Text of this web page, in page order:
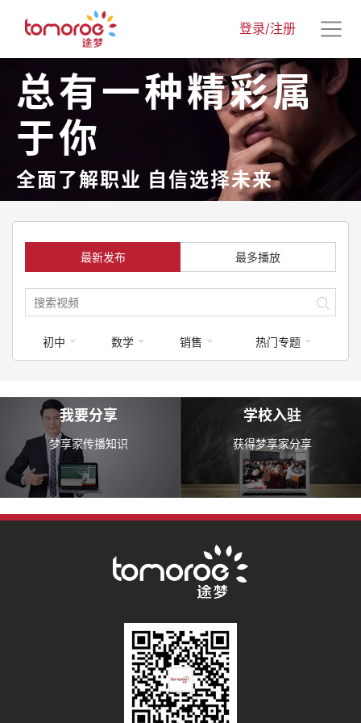
登录/注册
总有一种精彩属
于你
全面了解职业 自信选择未来
最新发布 最多播放
初中 数学 销售 热门专题
我要分享
梦享家传播知识
学校入驻
获得梦享家分享